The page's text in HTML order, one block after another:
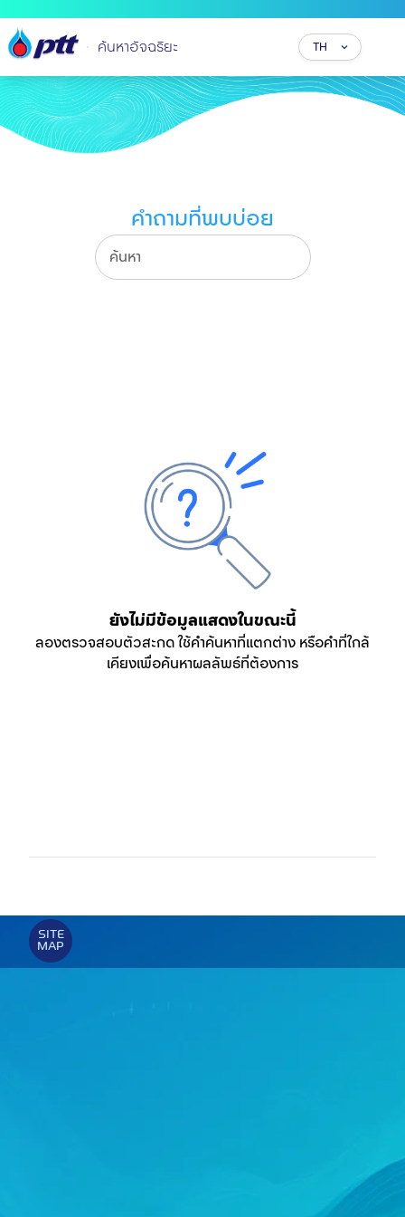
ค้นหาอัจฉริยะ TH
คำถามที่พบบ่อย
ค้นหา
ยังไม่มีข้อมูลแสดงในขณะนี้
ลองตรวจสอบตัวสะกด ใช้คำค้นหาที่แตกต่าง หรือคำที่ใกล้
เคียงเพื่อค้นหาผลลัพธ์ที่ต้องการ
SITE
MAP